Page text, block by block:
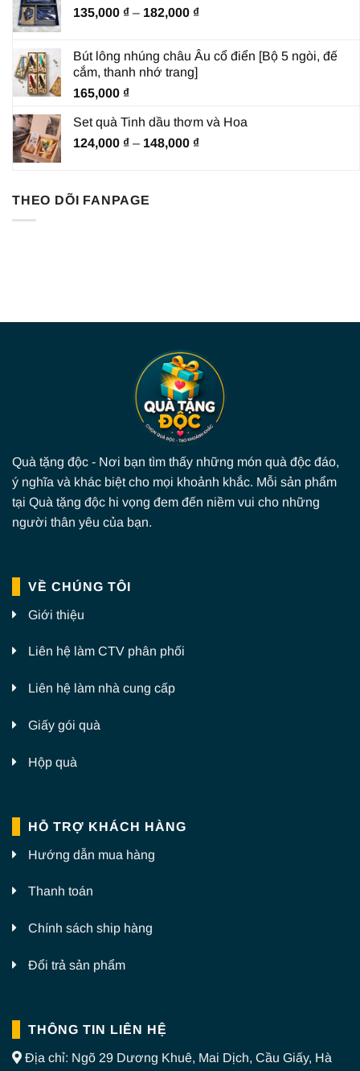
135,000 ₫ – 182,000 ₫Khoảng
135,000 ₫
Bút lông nhúng châu Âu cổ điển [Bộ 5 ngòi, đế
cắm, thanh nhớ trang]
165,000 ₫
Set quà Tinh dầu thơm và Hoa
124,000 ₫ – 148,000 ₫Khoảng
THEO DÕI FANPAGE
Quà tặng độc - Nơi bạn tìm thấy những món quà độc đáo,
ý nghĩa và khác biệt cho mọi khoảnh khắc. Mỗi sản phẩm
tại Quà tặng độc hi vọng đem đến niềm vui cho những
người thân yêu của bạn.
VỀ CHÚNG TÔI
Giới thiệu
Liên hệ làm CTV phân phối
Liên hệ làm nhà cung cấp
Giấy gói quà
Hộp quà
HỖ TRỢ KHÁCH HÀNG
Hướng dẫn mua hàng
Thanh toán
Chính sách ship hàng
Đổi trả sản phẩm
THÔNG TIN LIÊN HỆ
Địa chỉ: Ngõ 29 Dương Khuê, Mai Dịch, Cầu Giấy, Hà